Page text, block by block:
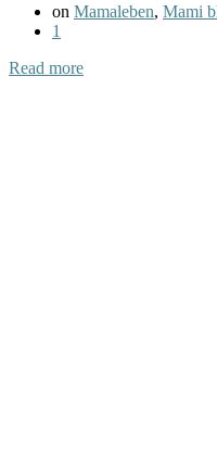
on Mamaleben, Mami
1
Read more